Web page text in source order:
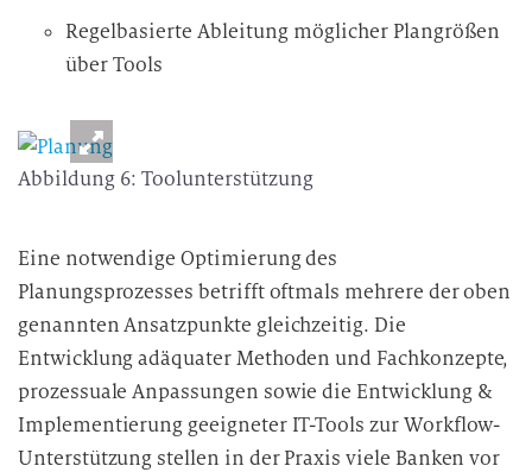
Regelbasierte Ableitung möglicher Plangrößen
über Tools
Abbildung 6: Toolunterstützung
Eine notwendige Optimierung des
Planungsprozesses betrifft oftmals mehrere der oben
genannten Ansatzpunkte gleichzeitig. Die
Entwicklung adäquater Methoden und Fachkonzepte,
prozessuale Anpassungen sowie die Entwicklung &
Implementierung geeigneter IT-Tools zur Workflow-
Unterstützung stellen in der Praxis viele Banken vor